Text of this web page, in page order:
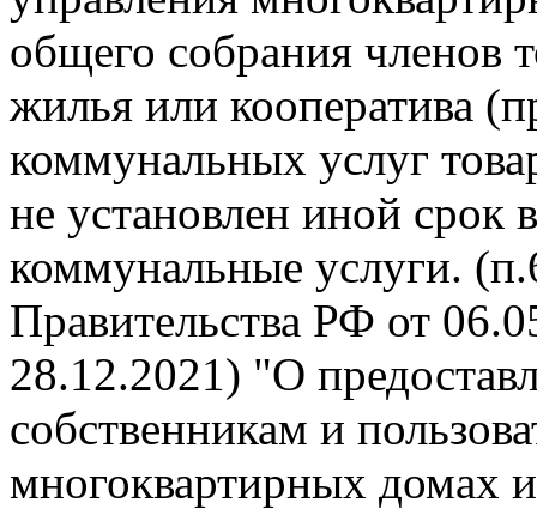
общего собрания членов
жилья или кооператива
коммунальных услуг
не установлен иной срок
коммунальные услуги.
Правительства РФ от
28.12.2021) "О
собственникам и
многоквартирных